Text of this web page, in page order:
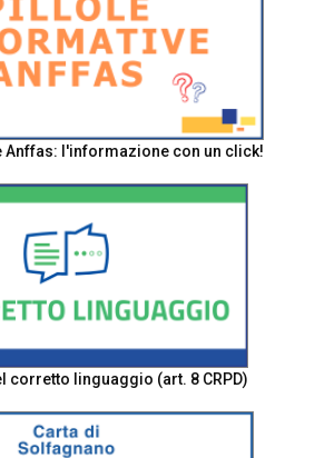
Anffas: l'informazione con un click!
corretto linguaggio (art. 8 CRPD)